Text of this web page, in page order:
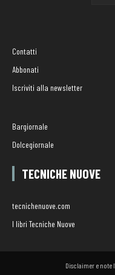
Contatti
Abbonati
Iscriviti alla newsletter
Bargiornale
Dolcegiornale
TECNICHE NUOVE
tecnichenuove.com
I libri Tecniche Nuove
Disclaimer e note